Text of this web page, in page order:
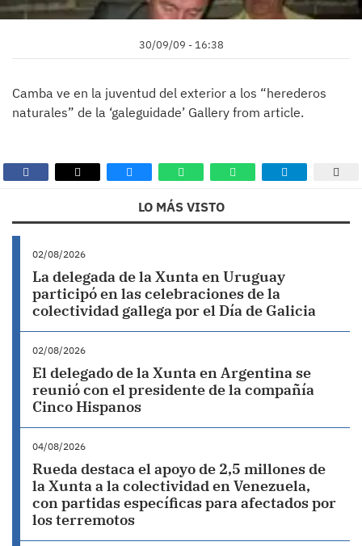
30/09/09 - 16:38
Camba ve en la juventud del exterior a los “herederos
naturales” de la ‘galeguidade’ Gallery from article.
LO MÁS VISTO
02/08/2026
La delegada de la Xunta en Uruguay
participó en las celebraciones de la
colectividad gallega por el Día de Galicia
02/08/2026
El delegado de la Xunta en Argentina se
reunió con el presidente de la compañía
Cinco Hispanos
04/08/2026
Rueda destaca el apoyo de 2,5 millones de
la Xunta a la colectividad en Venezuela,
con partidas específicas para afectados por
los terremotos